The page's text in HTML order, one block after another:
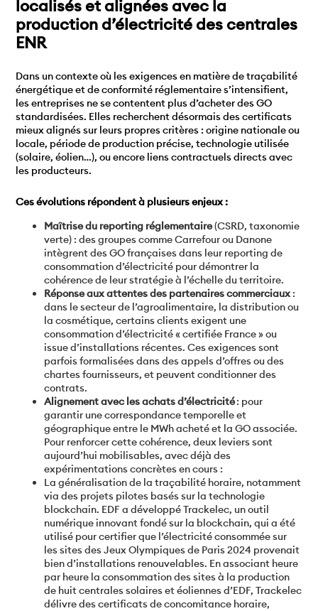
localisés et alignées avec la
production d’électricité des centrales
ENR
Dans un contexte où les exigences en matière de traçabilité
énergétique et de conformité réglementaire s’intensifient,
les entreprises ne se contentent plus d’acheter des GO
standardisées. Elles recherchent désormais des certificats
mieux alignés sur leurs propres critères : origine nationale ou
locale, période de production précise, technologie utilisée
(solaire, éolien…), ou encore liens contractuels directs avec
les producteurs.
Ces évolutions répondent à plusieurs enjeux :
Maîtrise du reporting réglementaire(CSRD, taxonomie
verte) : des groupes comme Carrefour ou Danone
intègrent des GO françaises dans leur reporting de
consommation d’électricité pour démontrer la
cohérence de leur stratégie à l’échelle du territoire.
Réponse aux attentes des partenaires commerciaux :
dans le secteur de l’agroalimentaire, la distribution ou
la cosmétique, certains clients exigent une
consommation d’électricité « certifiée France » ou
issue d’installations récentes. Ces exigences sont
parfois formalisées dans des appels d’offres ou des
chartes fournisseurs, et peuvent conditionner des
contrats.
Alignement avec les achats d’électricité: pour
garantir une correspondance temporelle et
géographique entre le MWh acheté et la GO associée.
Pour renforcer cette cohérence, deux leviers sont
aujourd’hui mobilisables, avec déjà des
expérimentations concrètes en cours :
La généralisation de la traçabilité horaire, notamment
via des projets pilotes basés sur la technologie
blockchain. EDF a développé Trackelec, un outil
numérique innovant fondé sur la blockchain, qui a été
utilisé pour certifier que l’électricité consommée sur
les sites des Jeux Olympiques de Paris 2024 provenait
bien d’installations renouvelables. En associant heure
par heure la consommation des sites à la production
de huit centrales solaires et éoliennes d’EDF, Trackelec
délivre des certificats de concomitance horaire,